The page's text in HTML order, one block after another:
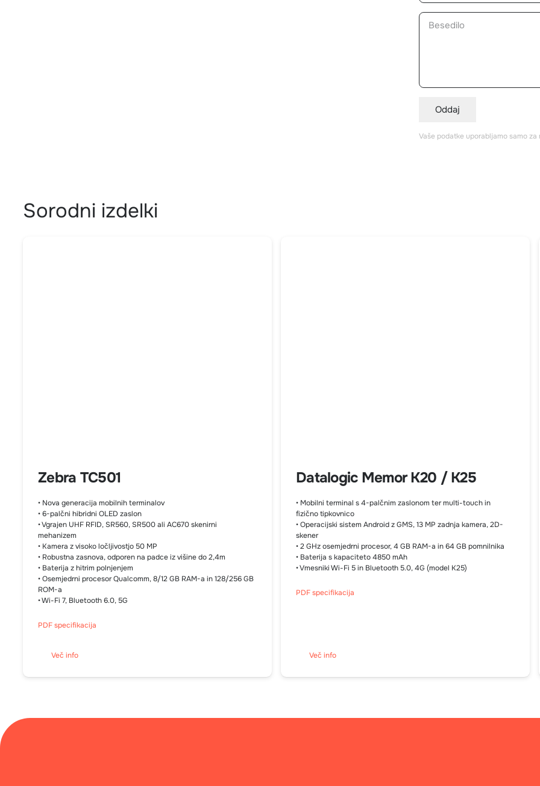
Oddaj
Vaše podatke uporabljamo samo
Sorodni izdelki
Zebra TC501
• Nova generacija mobilnih terminalov
• 6-palčni hibridni OLED zaslon
• Vgrajen UHF RFID, SR560, SR500 ali AC670 skenirni
mehanizem
• Kamera z visoko ločljivostjo 50 MP
• Robustna zasnova, odporen na padce iz višine do 2,4m
• Baterija z hitrim polnjenjem
• Osemjedrni procesor Qualcomm, 8/12 GB RAM-a in 128/256 GB
ROM-a
• Wi-Fi 7, Bluetooth 6.0, 5G
PDF specifikacija
Več info
Datalogic Memor K20 / K25
• Mobilni terminal s 4-palčnim zaslonom ter multi-touch in
fizično tipkovnico
• Operacijski sistem Android z GMS, 13 MP zadnja kamera, 2D-
skener
• 2 GHz osemjedrni procesor, 4 GB RAM-a in 64 GB pomnilnika
• Baterija s kapaciteto 4850 mAh
• Vmesniki Wi-Fi 5 in Bluetooth 5.0, 4G (model K25)
PDF specifikacija
Več info